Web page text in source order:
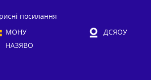
посилання
МОНУ
ДСЯОУ
НАЗЯВО